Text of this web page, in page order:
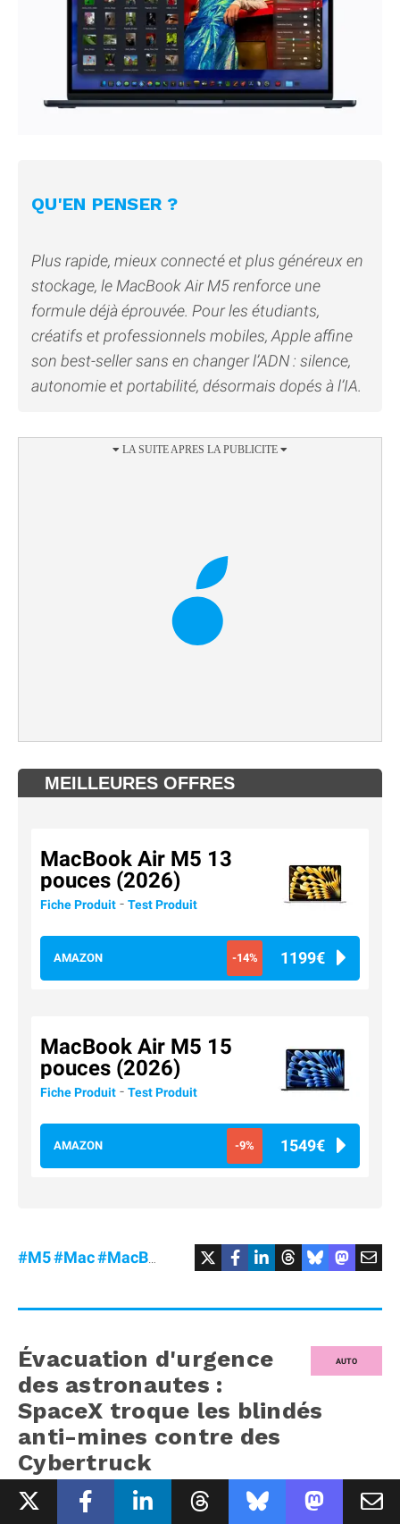
QU'EN PENSER ?
Plus rapide, mieux connecté et plus généreux en
stockage, le MacBook Air M5 renforce une
formule déjà éprouvée. Pour les étudiants,
créatifs et professionnels mobiles, Apple affine
son best-seller sans en changer l’ADN : silence,
autonomie et portabilité, désormais dopés à l’IA.
MEILLEURES OFFRES
MacBook Air M5 13
pouces (2026)
Fiche Produit - Test Produit
AMAZON -14% 1199€
MacBook Air M5 15
pouces (2026)
Fiche Produit - Test Produit
AMAZON -9% 1549€
#M5#Mac#MacBookAir #Promo
AUTO
Évacuation d'urgence
des astronautes :
SpaceX troque les blindés
anti-mines contre des
Cybertruck
PAR VINCENT LAUTIER - PUBLIÉ LE 6 AOÛT 2026 À 11H44